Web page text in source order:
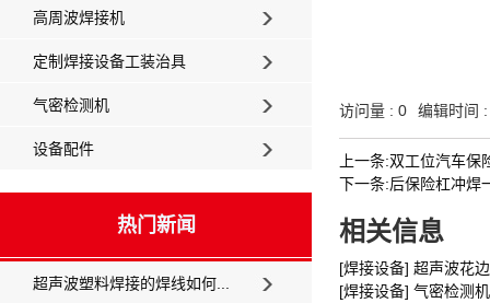
高周波焊接机
定制焊接设备工装治具
气密检测机
设备配件
热门新闻
超声波塑料焊接的焊线如何...
访问量 : 0 编辑时间
上一条:双工位汽车保
下一条:后保险杠冲焊
相关信息
[焊接设备] 超声波花
[焊接设备] 气密检测机